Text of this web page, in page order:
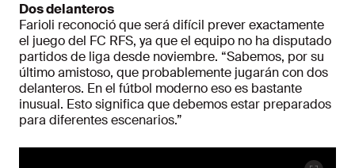
Dos delanteros
Farioli reconoció que será difícil prever exactamente
el juego del FC RFS, ya que el equipo no ha disputado
partidos de liga desde noviembre. “Sabemos, por su
último amistoso, que probablemente jugarán con dos
delanteros. En el fútbol moderno eso es bastante
inusual. Esto significa que debemos estar preparados
para diferentes escenarios.”